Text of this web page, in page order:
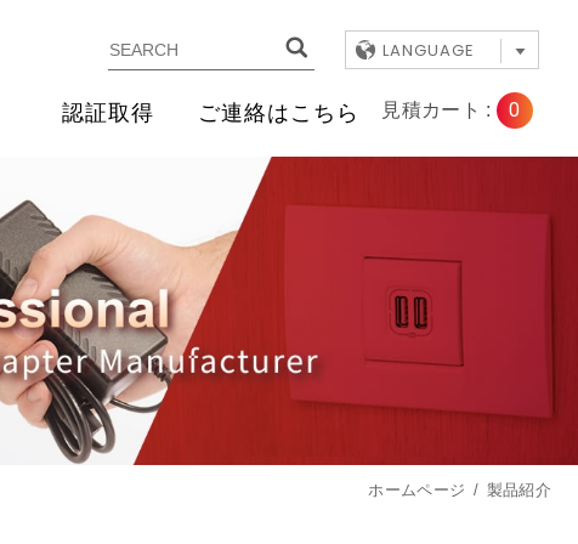
LANGUAGE
認証取得 ご連絡はこちら 見積カート : 0
ホームページ 製品紹介